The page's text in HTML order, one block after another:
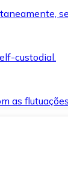
custodial.
as